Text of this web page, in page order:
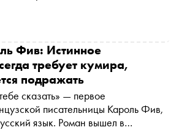
скрытой метафизике в его
ХХ века, соотношениях между
в кинематографе и жизни,
мы всегда готовы, и
не всегда объясняет наши
Фив: Истинное
требует кумира,
подражать
сказать» — первое
писательницы Кароль Фив,
язык. Роман вышел в